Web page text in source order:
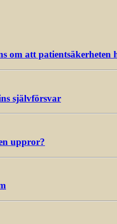
om att patientsäkerheten
självförsvar
uppror?